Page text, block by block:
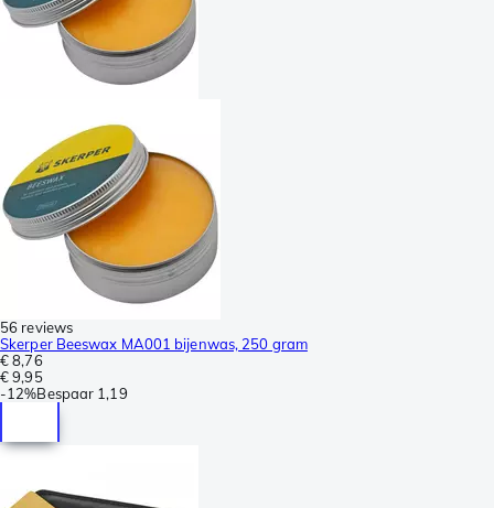
56 reviews
Skerper Beeswax MA001 bijenwas, 250 gram
€ 8,76
€ 9,95
-12%Bespaar 1,19